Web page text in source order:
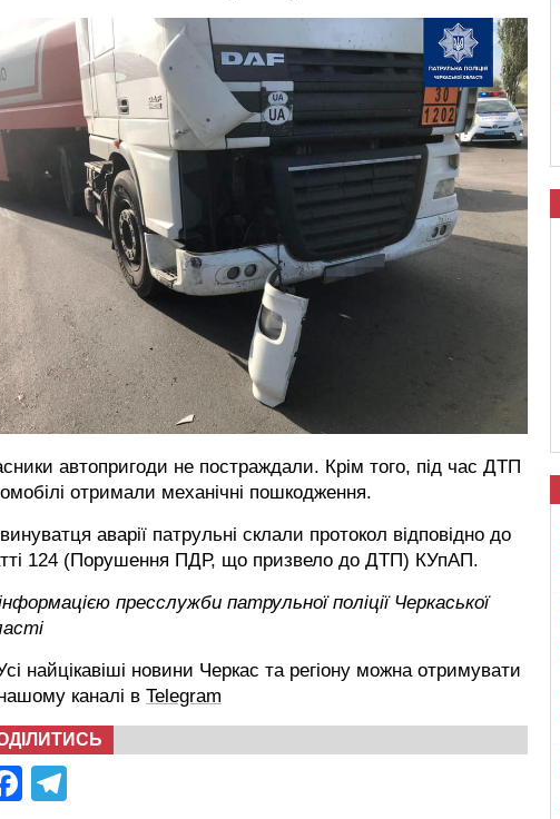
автопригоди не постраждали. Крім того, під час ДТП
отримали механічні пошкодження.
аварії патрульні склали протокол відповідно до
124 (Порушення ПДР, що призвело до ДТП) КУпАП.
пресслужби патрульної поліції Черкаської
найцікавіші новини Черкас та регіону можна отримувати
каналі в Telegram
Facebook